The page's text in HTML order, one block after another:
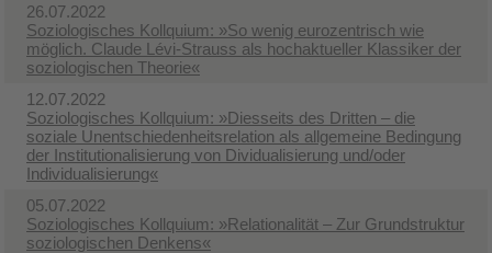
26.07.2022
Soziologisches Kollquium: »So wenig eurozentrisch wie
möglich. Claude Lévi-Strauss als hochaktueller Klassiker der
soziologischen Theorie«
12.07.2022
Soziologisches Kollquium: »Diesseits des Dritten – die
soziale Unentschiedenheitsrelation als allgemeine Bedingung
der Institutionalisierung von Dividualisierung und/oder
Individualisierung«
05.07.2022
Soziologisches Kollquium: »Relationalität – Zur Grundstruktur
soziologischen Denkens«